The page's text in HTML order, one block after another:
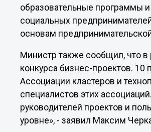
образовательные программы
социальных
основам
Министр также сообщил, что
конкурса бизнес-проектов.
Ассоциации кластеров и
специалистов этих
руководителей проектов и
уровне», - заявил Максим